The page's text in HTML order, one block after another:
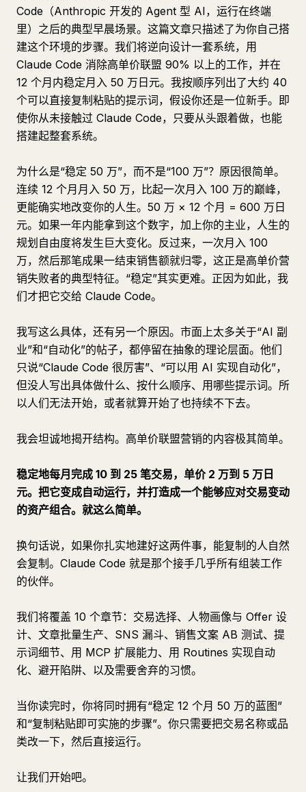
Code（Anthropic 开发的 Agent 型 AI，运行在终端
里）之后的典型早晨场景。这篇文章只描述了为你自己搭
建这个环境的步骤。我们将逆向设计一套系统，用
Claude Code 消除高单价联盟 90% 以上的工作，并在
12 个月内稳定月入 50 万日元。我按顺序列出了大约 40
个可以直接复制粘贴的提示词，假设你还是一位新手。即
使你从未接触过 Claude Code，只要从头跟着做，也能
搭建起整套系统。
为什么是“稳定 50 万”，而不是“100 万”？原因很简单。
连续 12 个月月入 50 万，比起一次月入 100 万的巅峰，
更能确实地改变你的人生。50 万 × 12 个月 = 600 万日
元。如果一年内能拿到这个数字，加上你的主业，人生的
规划自由度将发生巨大变化。反过来，一次月入 100
万，然后那笔成果一结束销售额就归零，这正是高单价营
销失败者的典型特征。“稳定”其实更难。正因为如此，我
们才把它交给 Claude Code。
我写这么具体，还有另一个原因。市面上太多关于“AI 副
业”和“自动化”的帖子，都停留在抽象的理论层面。他们
只说“Claude Code 很厉害”、“可以用 AI 实现自动化”，
但没人写出具体做什么、按什么顺序、用哪些提示词。所
以人们无法开始，或者就算开始了也持续不下去。
我会坦诚地揭开结构。高单价联盟营销的内容极其简单。
稳定地每月完成 10 到 25 笔交易，单价 2 万到 5 万日
元。把它变成自动运行，并打造成一个能够应对交易变动
的资产组合。就这么简单。
换句话说，如果你扎实地建好这两件事，能复制的人自然
会复制。Claude Code 就是那个接手几乎所有组装工作
的伙伴。
我们将覆盖 10 个章节：交易选择、人物画像与 Offer 设
计、文章批量生产、SNS 漏斗、销售文案 AB 测试、提
示词细节、用 MCP 扩展能力、用 Routines 实现自动
化、避开陷阱、以及需要舍弃的习惯。
当你读完时，你将同时拥有“稳定 12 个月 50 万的蓝图”
和“复制粘贴即可实施的步骤”。你只需要把交易名称或品
类改一下，然后直接运行。
让我们开始吧。